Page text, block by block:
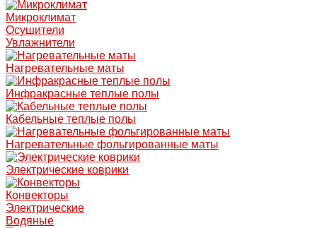
Микроклимат
Осушители
Увлажнители
Нагревательные маты
Инфракрасные теплые полы
Кабельные теплые полы
Нагревательные фольгированные маты
Электрические коврики
Конвекторы
Электрические
Водяные